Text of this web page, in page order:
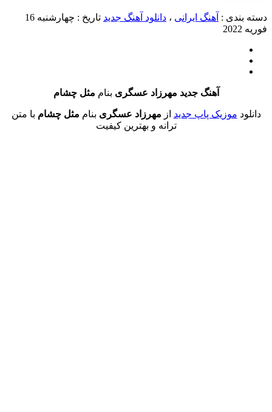
:آهنگ ایرانی، دانلود آهنگ جدید تاریخ : چهارشنبه 16
آهنگ جدید مهرزاد عسگریبناممثل چشام
موزیک پاپ جدیداز مهرزاد عسگریبناممثل چشام با متن
ترانه و بهترین کیفیت